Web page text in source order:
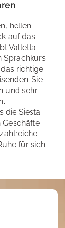
hellen
auf das
Valletta
Sprachkurs
richtige
Sie
und sehr
die Siesta
Geschäfte
für sich